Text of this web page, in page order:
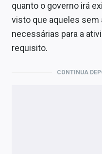
quanto o governo irá
visto que aqueles
necessárias para a
requisito.
CONTINUA